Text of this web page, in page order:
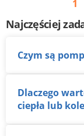
1
Najczęściej
Czym są
Dlaczego warto zainwestować w pompy
ciepła lub